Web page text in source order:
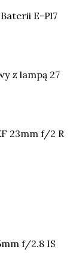
E-Pl7
z lampą 27
23mm f/2 R
f/2.8 IS